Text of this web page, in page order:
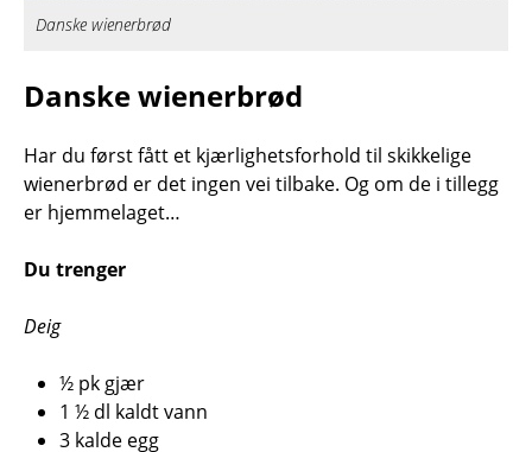
Danske wienerbrød
Danske wienerbrød
Har du først fått et kjærlighetsforhold til skikkelige
wienerbrød er det ingen vei tilbake. Og om de i tillegg
er hjemmelaget…
Du trenger
Deig
½ pk gjær
1 ½ dl kaldt vann
3 kalde egg